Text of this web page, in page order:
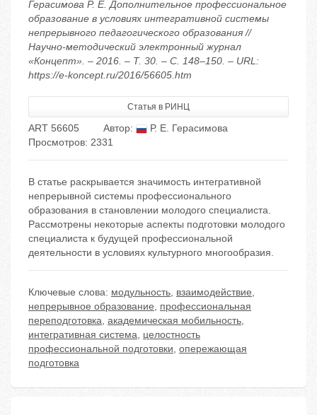
Герасимова Р. Е. Дополнительное профессиональное
образование в условиях интегративной системы
непрерывного педагогического образования //
Научно-методический электронный журнал
«Концепт». – 2016. – Т. 30. – С. 148–150. – URL:
https://e-koncept.ru/2016/56605.htm
Статья в РИНЦ
ART 56605 Автор:
Р. Е. Герасимова
Просмотров: 2331
В статье раскрывается значимость интегративной
непрерывной системы профессионального
образования в становлении молодого специалиста.
Рассмотрены некоторые аспекты подготовки молодого
специалиста к будущей профессиональной
деятельности в условиях культурного многообразия.
Ключевые слова: модульность, взаимодействие,
непрерывное образование, профессиональная
переподготовка, академическая мобильность,
интегративная система, целостность
профессиональной подготовки, опережающая
подготовка